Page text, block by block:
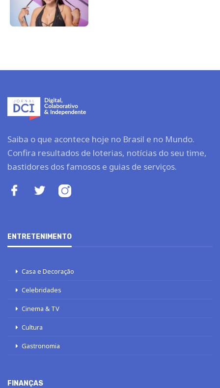
Saiba o que acontece hoje no Brasil e no Mundo.
Confira resultados de loterias, notícias do seu time,
bastidores dos famosos e guias de serviços.
ENTRETENIMENTO
Casa e Decoração
Celebridades
Cinema & TV
Cultura
Gastronomia
FINANÇAS